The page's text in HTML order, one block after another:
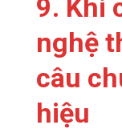
9. Khi
nghệ
câu
hiệu